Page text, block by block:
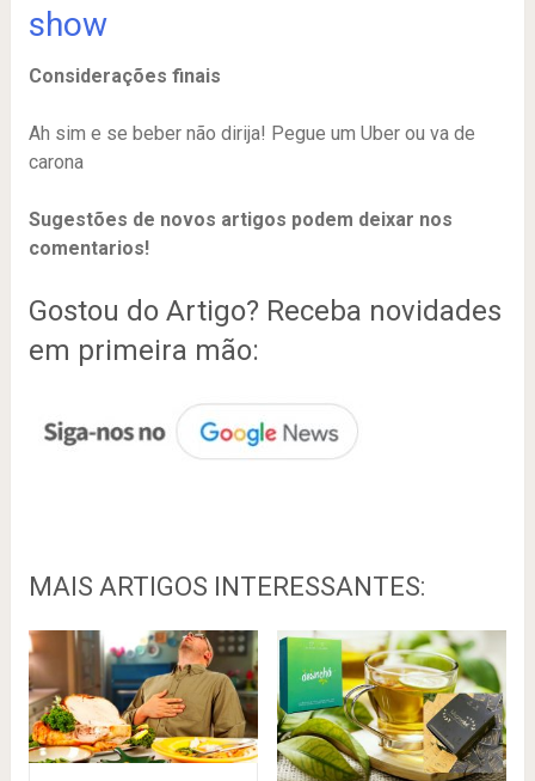
show
Considerações finais
Ah sim e se beber não dirija! Pegue um Uber ou va de
carona
Sugestões de novos artigos podem deixar nos
comentarios!
Gostou do Artigo? Receba novidades
em primeira mão:
MAIS ARTIGOS INTERESSANTES: